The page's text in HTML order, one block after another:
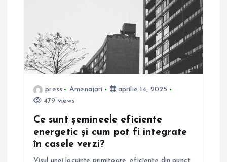
press Amenajari
aprilie 14, 2025
479 views
Ce sunt șemineele eficiente
energetic și cum pot fi integrate
în casele verzi?